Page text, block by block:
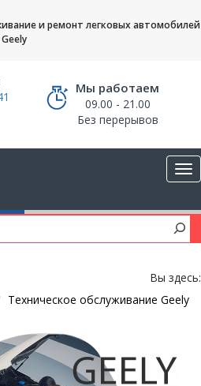
и ремонт легковых автомобилей
Мы работаем
09.00 - 21.00
Без перерывов
Вы здесь:
Техническое обслуживание Geely